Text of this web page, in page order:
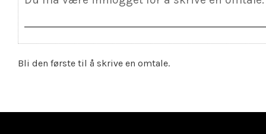
Bli den første til å skrive en omtale.